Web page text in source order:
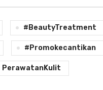
#BeautyTreatment
#promokecantikan
PerawatanKulit